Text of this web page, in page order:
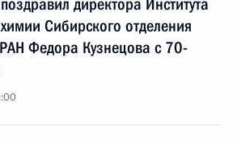
директора Института
Сибирского отделения
Федора Кузнецова с 70-